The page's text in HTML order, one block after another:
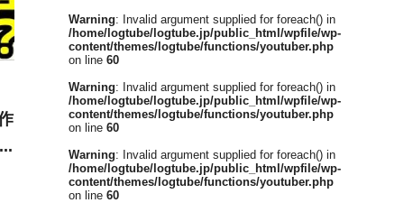
Warning: Invalid argument supplied for foreach() in
/home/logtube/logtube.jp/public_html/wpfile/wp-
content/themes/logtube/functions/youtuber.php
on line 60
Warning: Invalid argument supplied for foreach() in
/home/logtube/logtube.jp/public_html/wpfile/wp-
content/themes/logtube/functions/youtuber.php
on line 60
Warning: Invalid argument supplied for foreach() in
/home/logtube/logtube.jp/public_html/wpfile/wp-
content/themes/logtube/functions/youtuber.php
on line 60